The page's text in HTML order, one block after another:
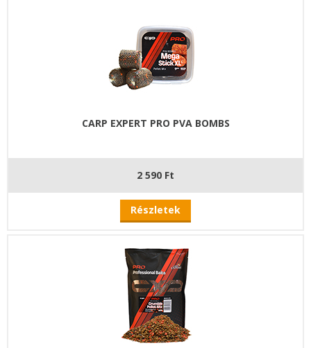
CARP EXPERT PRO PVA BOMBS
2 590 Ft
Részletek